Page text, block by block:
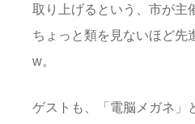
取り上げるという、市が主
ちょっと類を見ないほど先
w。
ゲストも、「電脳メガネ」